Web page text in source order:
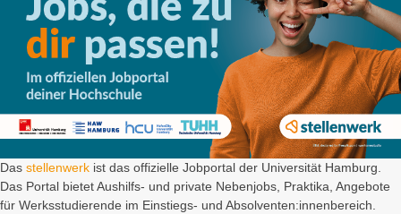
Das stellenwerk ist das offizielle Jobportal der Universität Hamburg.
Das Portal bietet Aushilfs- und private Nebenjobs, Praktika, Angebote
für Werksstudierende im Einstiegs- und Absolventen:innenbereich.